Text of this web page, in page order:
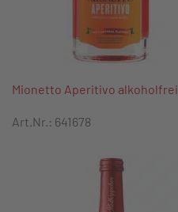
Mionetto Aperitivo alkoholfrei
Art.Nr.: 641678